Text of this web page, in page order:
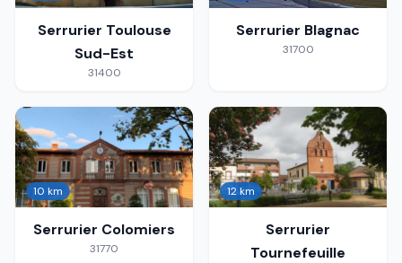
Serrurier Toulouse
Sud-Est
31400
Serrurier Blagnac
31700
10 km
Serrurier Colomiers
31770
12 km
Serrurier
Tournefeuille